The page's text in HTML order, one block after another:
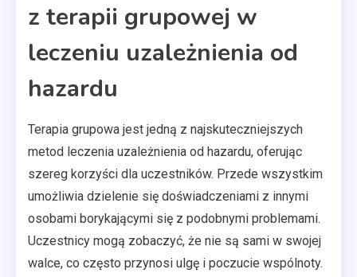
z terapii grupowej w
leczeniu uzależnienia od
hazardu
Terapia grupowa jest jedną z najskuteczniejszych
metod leczenia uzależnienia od hazardu, oferując
szereg korzyści dla uczestników. Przede wszystkim
umożliwia dzielenie się doświadczeniami z innymi
osobami borykającymi się z podobnymi problemami.
Uczestnicy mogą zobaczyć, że nie są sami w swojej
walce, co często przynosi ulgę i poczucie wspólnoty.